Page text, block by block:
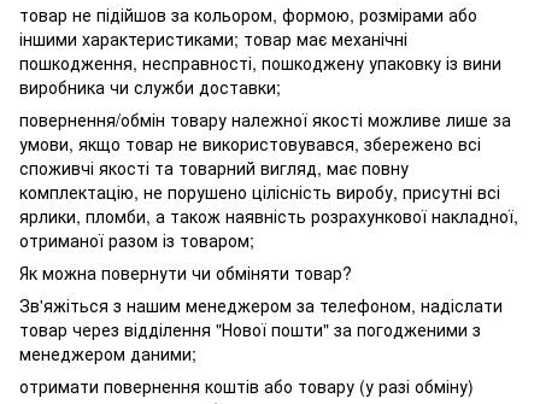
товар не підійшов за кольором, формою, розмірами або
іншими характеристиками; товар має механічні
пошкодження, несправності, пошкоджену упаковку із вини
виробника чи служби доставки;
повернення/обмін товару належної якості можливе лише за
умови, якщо товар не використовувався, збережено всі
споживчі якості та товарний вигляд, має повну
комплектацію, не порушено цілісність виробу, присутні всі
ярлики, пломби, а також наявність розрахункової накладної,
отриманої разом із товаром;
Як можна повернути чи обміняти товар?
Зв'яжіться з нашим менеджером за телефоном, надіслати
товар через відділення "Нової пошти" за погодженими з
менеджером даними;
отримати повернення коштів або товару (у разі обміну)